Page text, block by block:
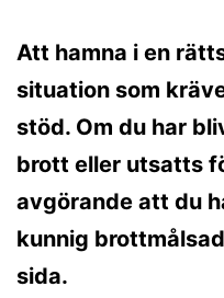
Att hamna i en
situation som
stöd. Om du har
brott eller utsatts
avgörande att du
kunnig
sida.